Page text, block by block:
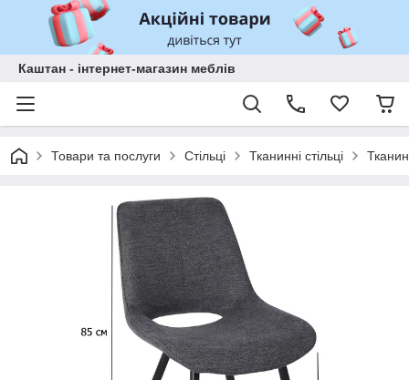
Каштан - інтернет-магазин меблів
Товари та послуги Стільці Тканинні стільці